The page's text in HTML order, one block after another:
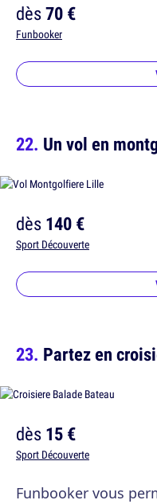
dès70 €
Funbooker
Un vol en
dès140 €
Sport Découverte
Partez en
dès15 €
Sport Découverte
Funbooker vous